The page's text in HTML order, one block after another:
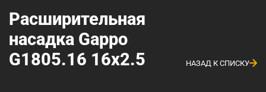
Расширительная
насадка Gappo
G1805.16 16x2.5
НАЗАД К СПИСКУ